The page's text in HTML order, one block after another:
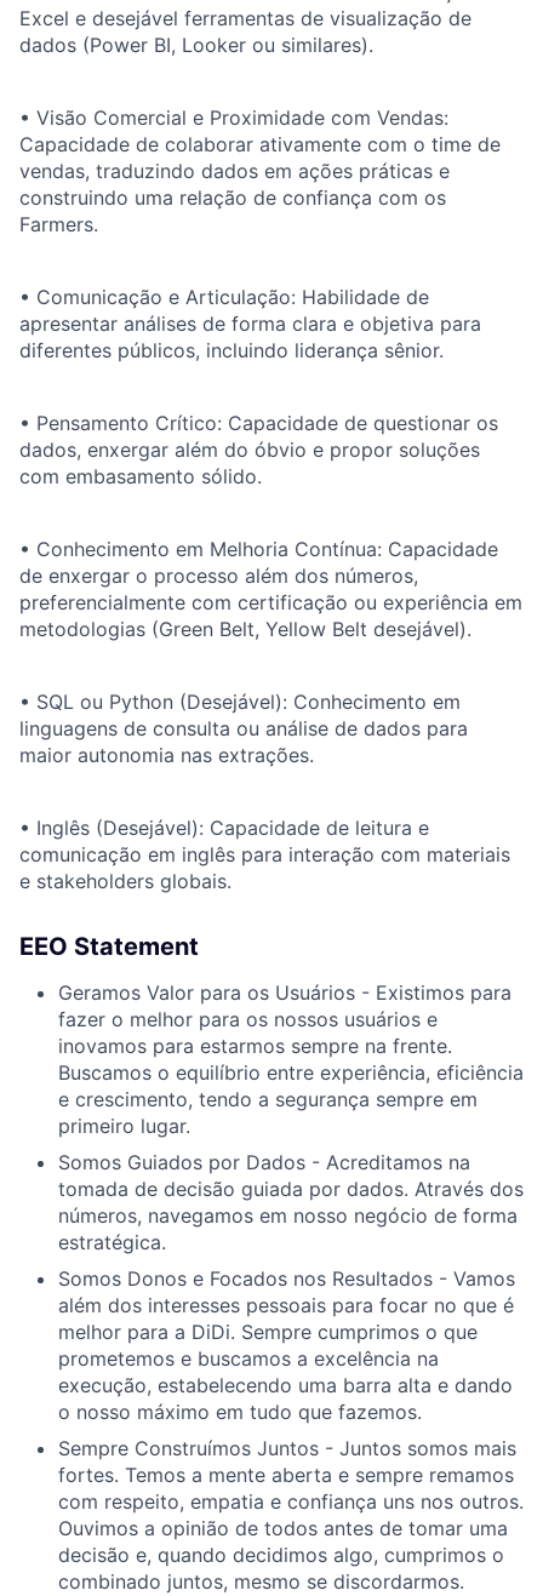
Excel e desejável ferramentas de visualização de
dados (Power BI, Looker ou similares).
• Visão Comercial e Proximidade com Vendas:
Capacidade de colaborar ativamente com o time de
vendas, traduzindo dados em ações práticas e
construindo uma relação de confiança com os
Farmers.
• Comunicação e Articulação: Habilidade de
apresentar análises de forma clara e objetiva para
diferentes públicos, incluindo liderança sênior.
• Pensamento Crítico: Capacidade de questionar os
dados, enxergar além do óbvio e propor soluções
com embasamento sólido.
• Conhecimento em Melhoria Contínua: Capacidade
de enxergar o processo além dos números,
preferencialmente com certificação ou experiência em
metodologias (Green Belt, Yellow Belt desejável).
• SQL ou Python (Desejável): Conhecimento em
linguagens de consulta ou análise de dados para
maior autonomia nas extrações.
• Inglês (Desejável): Capacidade de leitura e
comunicação em inglês para interação com materiais
e stakeholders globais.
EEO Statement
Geramos Valor para os Usuários - Existimos para
fazer o melhor para os nossos usuários e
inovamos para estarmos sempre na frente.
Buscamos o equilíbrio entre experiência, eficiência
e crescimento, tendo a segurança sempre em
primeiro lugar.
Somos Guiados por Dados - Acreditamos na
tomada de decisão guiada por dados. Através dos
números, navegamos em nosso negócio de forma
estratégica.
Somos Donos e Focados nos Resultados - Vamos
além dos interesses pessoais para focar no que é
melhor para a DiDi. Sempre cumprimos o que
prometemos e buscamos a excelência na
execução, estabelecendo uma barra alta e dando
o nosso máximo em tudo que fazemos.
Sempre Construímos Juntos - Juntos somos mais
fortes. Temos a mente aberta e sempre remamos
com respeito, empatia e confiança uns nos outros.
Ouvimos a opinião de todos antes de tomar uma
decisão e, quando decidimos algo, cumprimos o
combinado juntos, mesmo se discordarmos.